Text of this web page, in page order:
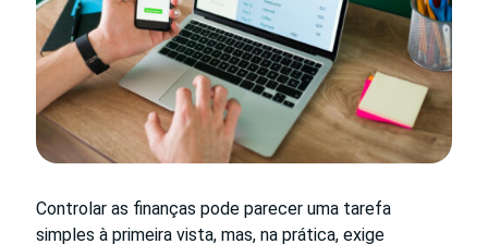
Controlar as finanças pode parecer uma tarefa
simples à primeira vista, mas, na prática, exige